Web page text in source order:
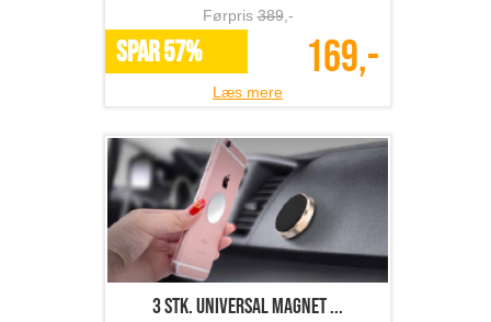
Førpris389,-
SPAR 57% 169,-
Læs mere
3 stk. universal magnet ...